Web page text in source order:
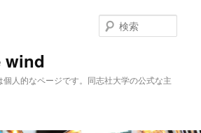
wind
人的なページです。同志社大学の公式な主
索